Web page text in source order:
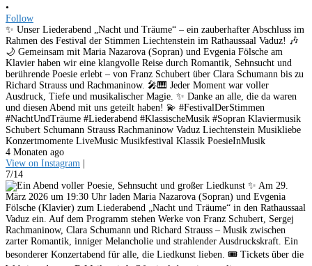
•
Follow
✨ Unser Liederabend „Nacht und Träume“ – ein zauberhafter Abschluss im
Rahmen des Festival der Stimmen Liechtenstein im Rathaussaal Vaduz! 🎶
🌙 Gemeinsam mit Maria Nazarova (Sopran) und Evgenia Fölsche am
Klavier haben wir eine klangvolle Reise durch Romantik, Sehnsucht und
berührende Poesie erlebt – von Franz Schubert über Clara Schumann bis zu
Richard Strauss und Rachmaninow. 🎤🎹 Jeder Moment war voller
Ausdruck, Tiefe und musikalischer Magie. ✨ Danke an alle, die da waren
und diesen Abend mit uns geteilt haben! 💫 #FestivalDerStimmen
#NachtUndTräume #Liederabend #KlassischeMusik #Sopran Klaviermusik
Schubert Schumann Strauss Rachmaninow Vaduz Liechtenstein Musikliebe
Konzertmomente LiveMusic Musikfestival Klassik PoesieInMusik
4 Monaten ago
View on Instagram
7/14